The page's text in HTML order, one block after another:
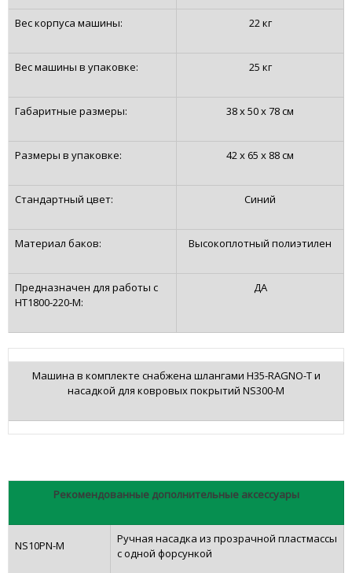
Вес корпуса машины: 22 кг
Вес машины в упаковке: 25 кг
Габаритные размеры: 38 x 50 x 78 см
Размеры в упаковке: 42 x 65 x 88 см
Стандартный цвет: Синий
Материал баков: Высокоплотный полиэтилен
Предназначен для работы с
HT1800-220-M:
ДА
Машина в комплекте снабжена шлангами H35-RAGNO-T и
насадкой для ковровых покрытий NS300-M
Рекомендованные дополнительные аксессуары
NS10PN-M
Ручная насадка из прозрачной пластмассы
с одной форсункой